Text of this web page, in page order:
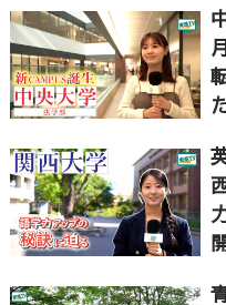
AMCAは学部問わず参
が参加。中間審査では精
終審査へ。約半年間に
は？
参加者の成長と運営の
▼青山学院大学経営学部
経営学科とマーケティ
では経営学と会計学を